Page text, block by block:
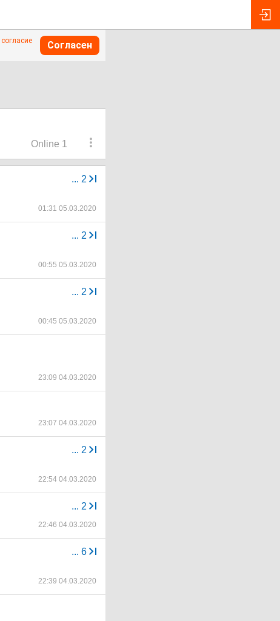
согласие
Согласен
Online 1
... 2
01:31 05.03.2020
... 2
00:55 05.03.2020
... 2
00:45 05.03.2020
23:09 04.03.2020
23:07 04.03.2020
... 2
22:54 04.03.2020
... 2
22:46 04.03.2020
... 6
22:39 04.03.2020